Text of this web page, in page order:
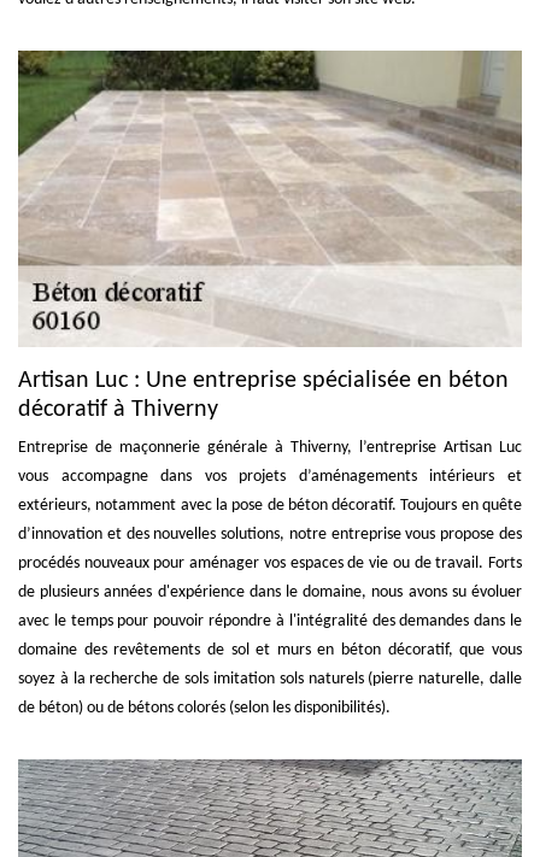
Artisan Luc : Une entreprise spécialisée en béton
décoratif à Thiverny
Entreprise de maçonnerie générale à Thiverny, l’entreprise Artisan Luc
vous accompagne dans vos projets d’aménagements intérieurs et
extérieurs, notamment avec la pose de béton décoratif. Toujours en quête
d’innovation et des nouvelles solutions, notre entreprise vous propose des
procédés nouveaux pour aménager vos espaces de vie ou de travail. Forts
de plusieurs années d'expérience dans le domaine, nous avons su évoluer
avec le temps pour pouvoir répondre à l'intégralité des demandes dans le
domaine des revêtements de sol et murs en béton décoratif, que vous
soyez à la recherche de sols imitation sols naturels (pierre naturelle, dalle
de béton) ou de bétons colorés (selon les disponibilités).